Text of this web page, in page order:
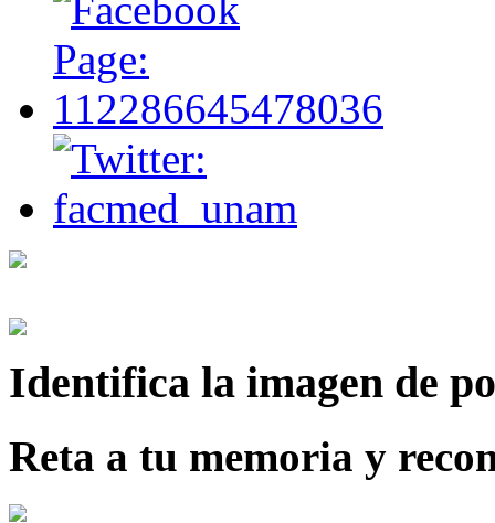
Identifica la imagen de
Reta a tu memoria y